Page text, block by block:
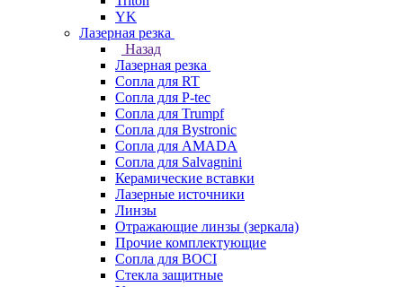
YK
Лазерная резка
Назад
Лазерная резка
Сопла для RT
Сопла для P-tec
Сопла для Trumpf
Сопла для Bystronic
Сопла для AMADA
Сопла для Salvagnini
Керамические вставки
Лазерные источники
Линзы
Отражающие линзы (зеркала)
Прочие комплектующие
Сопла для BOCI
Стекла защитные